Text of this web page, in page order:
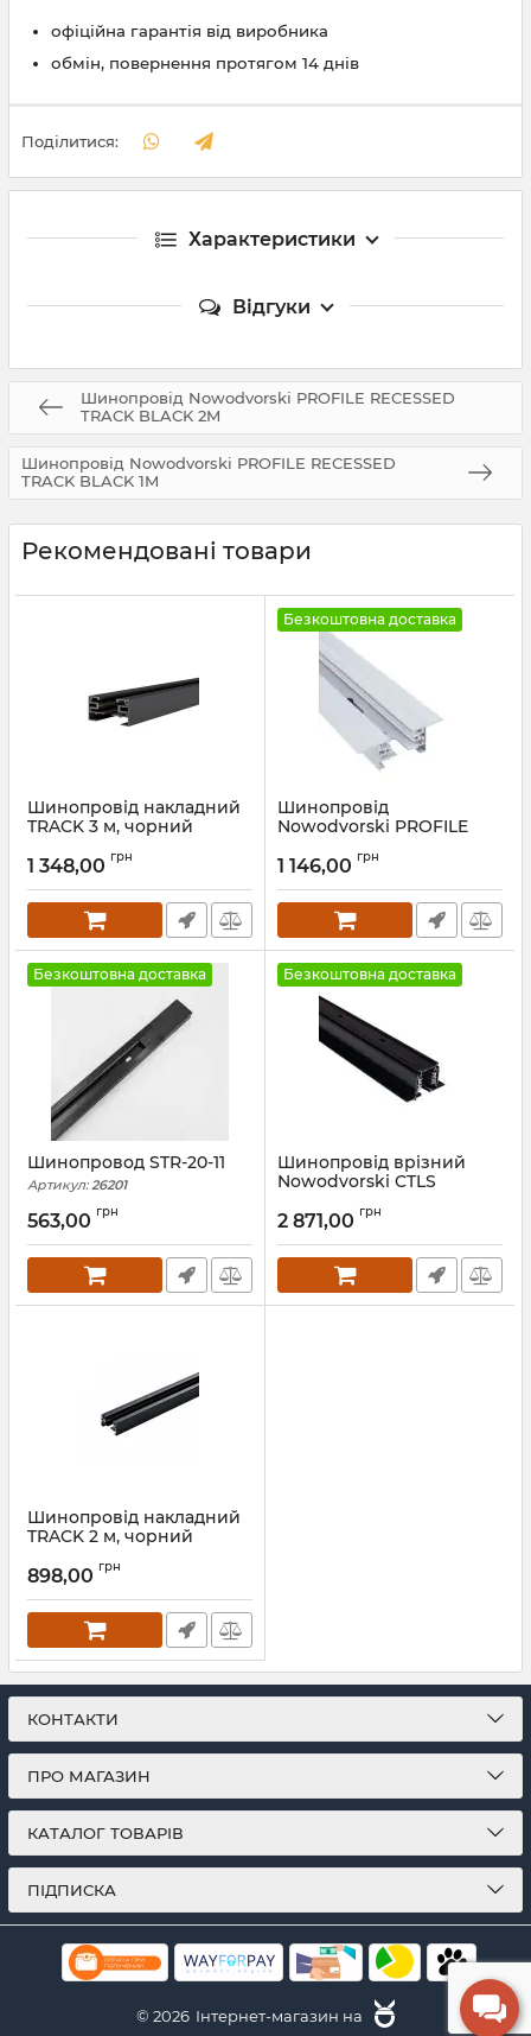
офіційна гарантія від виробника
обмін, повернення протягом 14 днів
Поділитися:
Характеристики
Відгуки
Шинопровід Nowodvorski PROFILE RECESSED
TRACK BLACK 2M
Шинопровід Nowodvorski PROFILE RECESSED
TRACK BLACK 1M
Рекомендовані товари
Шинопровід накладний
TRACK 3 м, чорний
1 348,00 грн
Безкоштовна доставка
Шинопровід
Nowodvorski PROFILE
1M
Артикул:9012
1 146,00 грн
Безкоштовна доставка
Шинопровод STR-20-11
Артикул:26201
563,00 грн
Безкоштовна доставка
Шинопровід врізний
Nowodvorski CTLS
BLACK CN
Артикул:8692
2 871,00 грн
Шинопровід накладний
TRACK 2 м, чорний
898,00 грн
КОНТАКТИ
ПРО МАГАЗИН
КАТАЛОГ ТОВАРІВ
ПІДПИСКА
© 2026 Інтернет-магазин на